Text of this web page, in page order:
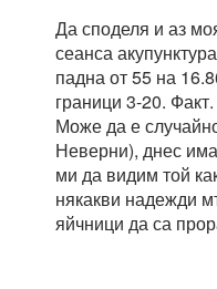
Да споделя и аз
сеанса
падна от 55 на
граници 3-20. Факт.
Може да е
Неверни), днес
ми да видим той
някакви надежди
яйчници да са